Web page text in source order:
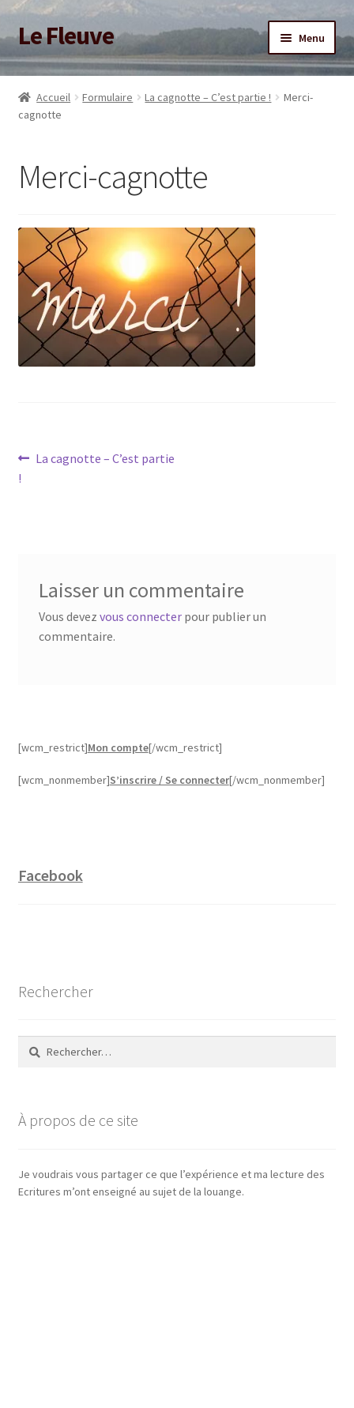
Aller
à
la
navigation
Aller
au
contenu
Le Fleuve Menu
Accueil
Ouvrir
Blog
Mon compte
Accueil Formulaire La cagnotte – C’est partie !
Merci-
cagnotte
Merci-cagnotte
Navigation
de
Article
La cagnotte – C’est partie
!
Laisser un commentaire
Vous devez vous connecterpour publier un
commentaire.
[wcm_restrict]Mon compte[/wcm_restrict]
[wcm_nonmember]S’inscrire / Se connecter[/wcm_nonmember]
Facebook
Rechercher
Rechercher :
À propos de ce site
Je voudrais vous partager ce que l’expérience et ma lecture des
Ecritures m’ont enseigné au sujet de la louange.